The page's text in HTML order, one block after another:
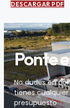
DESCARGAR PDF
Ponte
No dudes en
tienes
presupuesto